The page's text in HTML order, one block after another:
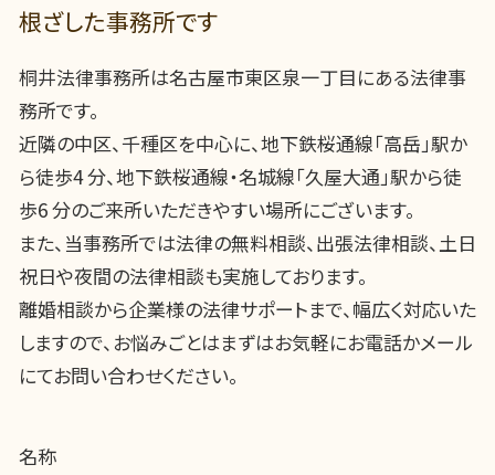
根ざした事務所です
桐井法律事務所は名古屋市東区泉一丁目にある法律事
務所です。
近隣の中区、千種区を中心に、地下鉄桜通線「高岳」駅か
ら徒歩4 分、地下鉄桜通線・名城線「久屋大通」駅から徒
歩6 分のご来所いただきやすい場所にございます。
また、当事務所では法律の無料相談、出張法律相談、土日
祝日や夜間の法律相談も実施しております。
離婚相談から企業様の法律サポートまで、幅広く対応いた
しますので、お悩みごとはまずはお気軽にお電話かメール
にてお問い合わせください。
名称